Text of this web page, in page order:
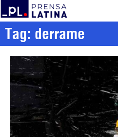
Tag: derrame